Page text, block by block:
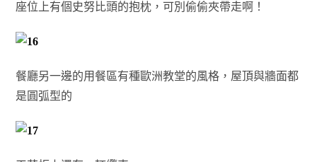
座位上有個史努比頭的抱枕，可別偷偷夾帶走啊！
餐廳另一邊的用餐區有種歐洲教堂的風格，屋頂與牆面都
是圓弧型的